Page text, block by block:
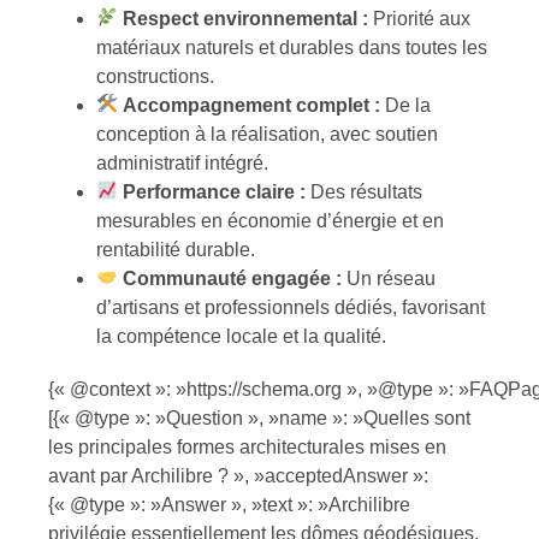
Respect environnemental : Priorité aux
matériaux naturels et durables dans toutes les
constructions.
Accompagnement complet : De la
conception à la réalisation, avec soutien
administratif intégré.
Performance claire : Des résultats
mesurables en économie d’énergie et en
rentabilité durable.
Communauté engagée : Un réseau
d’artisans et professionnels dédiés, favorisant
la compétence locale et la qualité.
{« @context »: »https://schema.org », »@type »:
[{« @type »: »Question », »name »: »Quelles sont
les principales formes architecturales mises en
avant par Archilibre ? », »acceptedAnswer »:
{« @type »: »Answer », »text »: »Archilibre
privilégie essentiellement les dômes géodésiques,